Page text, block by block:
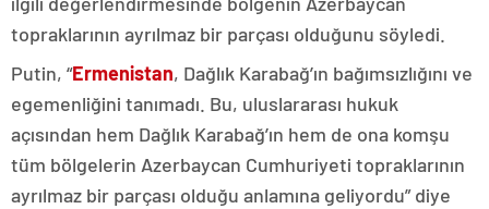
topraklarının ayrılmaz bir parçası olduğunu söyledi.
Putin, “Ermenistan, Dağlık Karabağ’ın bağımsızlığını ve
egemenliğini tanımadı. Bu, uluslararası hukuk
açısından hem Dağlık Karabağ’ın hem de ona komşu
tüm bölgelerin Azerbaycan Cumhuriyeti topraklarının
ayrılmaz bir parçası olduğu anlamına geliyordu” diye